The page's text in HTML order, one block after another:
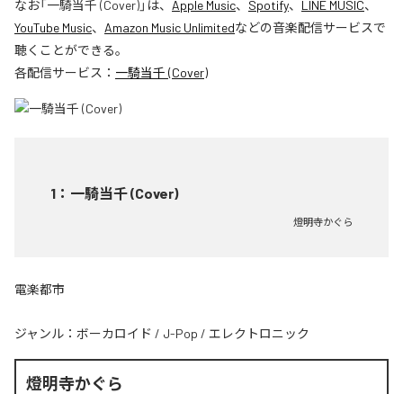
なお「一騎当千 (Cover)」は、 Apple Music、 Spotify、 LINE MUSIC、
YouTube Music、 Amazon Music Unlimitedなどの音楽配信サービスで
聴くことができる。
各配信サービス： 一騎当千 (Cover)
1 ： 一騎当千 (Cover)
燈明寺かぐら
電楽都市
ジャンル： ボーカロイド / J-Pop / エレクトロニック
燈明寺かぐら